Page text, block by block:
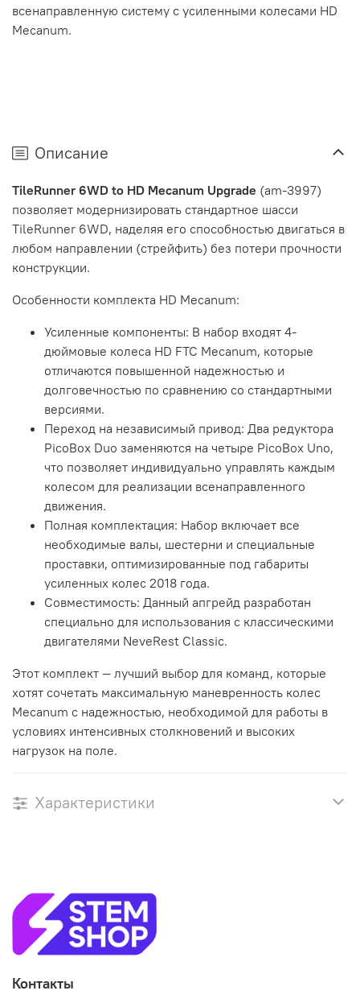
всенаправленную систему с усиленными колесами HD
Mecanum.
Описание
TileRunner 6WD to HD Mecanum Upgrade (am-3997)
позволяет модернизировать стандартное шасси
TileRunner 6WD, наделяя его способностью двигаться в
любом направлении (стрейфить) без потери прочности
конструкции.
Особенности комплекта HD Mecanum:
Усиленные компоненты: В набор входят 4-
дюймовые колеса HD FTC Mecanum, которые
отличаются повышенной надежностью и
долговечностью по сравнению со стандартными
версиями.
Переход на независимый привод: Два редуктора
PicoBox Duo заменяются на четыре PicoBox Uno,
что позволяет индивидуально управлять каждым
колесом для реализации всенаправленного
движения.
Полная комплектация: Набор включает все
необходимые валы, шестерни и специальные
проставки, оптимизированные под габариты
усиленных колес 2018 года.
Совместимость: Данный апгрейд разработан
специально для использования с классическими
двигателями NeveRest Classic.
Этот комплект — лучший выбор для команд, которые
хотят сочетать максимальную маневренность колес
Mecanum с надежностью, необходимой для работы в
условиях интенсивных столкновений и высоких
нагрузок на поле.
Характеристики
Контакты